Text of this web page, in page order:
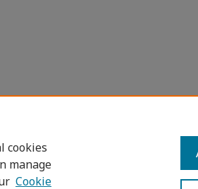
cookies
manage
Cookie